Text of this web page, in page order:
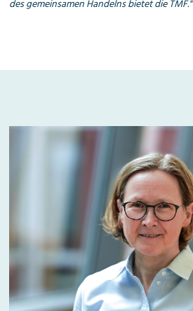
des gemeinsamen Handelns bietet die TMF."